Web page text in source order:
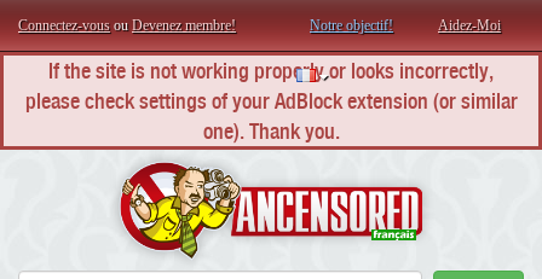
Connectez-vous ou Devenez membre! Notre objectif! Aidez-Moi
If the site is not working properly or looks incorrectly,
please check settings of your AdBlock extension (or similar
one). Thank you.